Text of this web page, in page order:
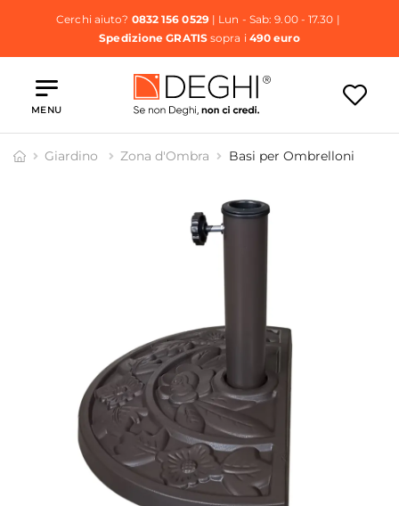
Cerchi aiuto? 0832 156 0529| Lun - Sab: 9.00 - 17.30 |
Spedizione GRATISsopra i 490 euro
MENU
Giardino Zona d'Ombra Basi per Ombrelloni